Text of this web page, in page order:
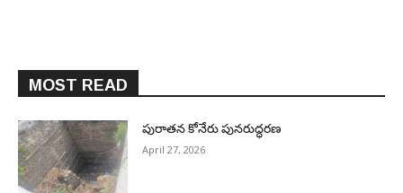
MOST READ
పురాత‌న కోనేరు పున‌రుద్ధ‌ర‌ణ
April 27, 2026